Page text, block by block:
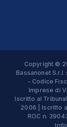
Copyright ©
Bassanonet
- Codice
Imprese di
Iscritto al
2006 | Iscritto
ROC n.